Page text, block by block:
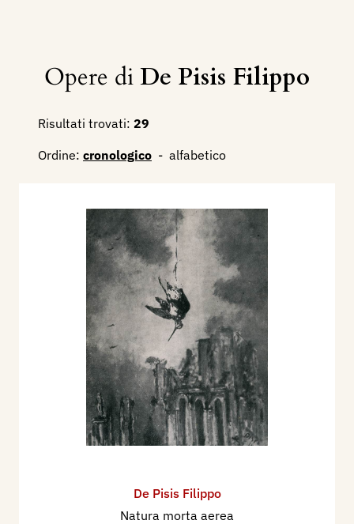
Opere diDe Pisis Filippo
Risultati trovati: 29
Ordine: cronologico - alfabetico
De Pisis Filippo
Natura morta aerea